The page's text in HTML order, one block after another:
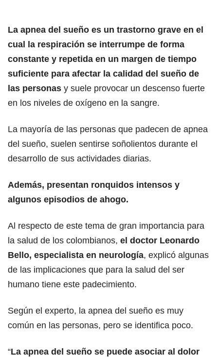
La apnea del sueño es un trastorno grave en el
cual la respiración se interrumpe de forma
constante y repetida en un margen de tiempo
suficiente para afectar la calidad del sueño de
las personas y suele provocar un descenso fuerte
en los niveles de oxígeno en la sangre.
La mayoría de las personas que padecen de apnea
del sueño, suelen sentirse soñolientos durante el
desarrollo de sus actividades diarias.
Además, presentan ronquidos intensos y
algunos episodios de ahogo.
Al respecto de este tema de gran importancia para
la salud de los colombianos, el doctor Leonardo
Bello, especialista en neurología, explicó algunas
de las implicaciones que para la salud del ser
humano tiene este padecimiento.
Según el experto, la apnea del sueño es muy
común en las personas, pero se identifica poco.
“La apnea del sueño se puede asociar al dolor